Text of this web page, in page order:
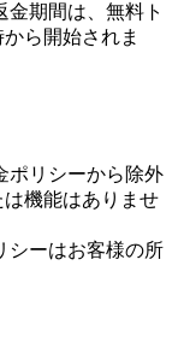
金期間は、無料ト
ら開始されま
ポリシーから除外
機能はありませ
シーはお客様の所